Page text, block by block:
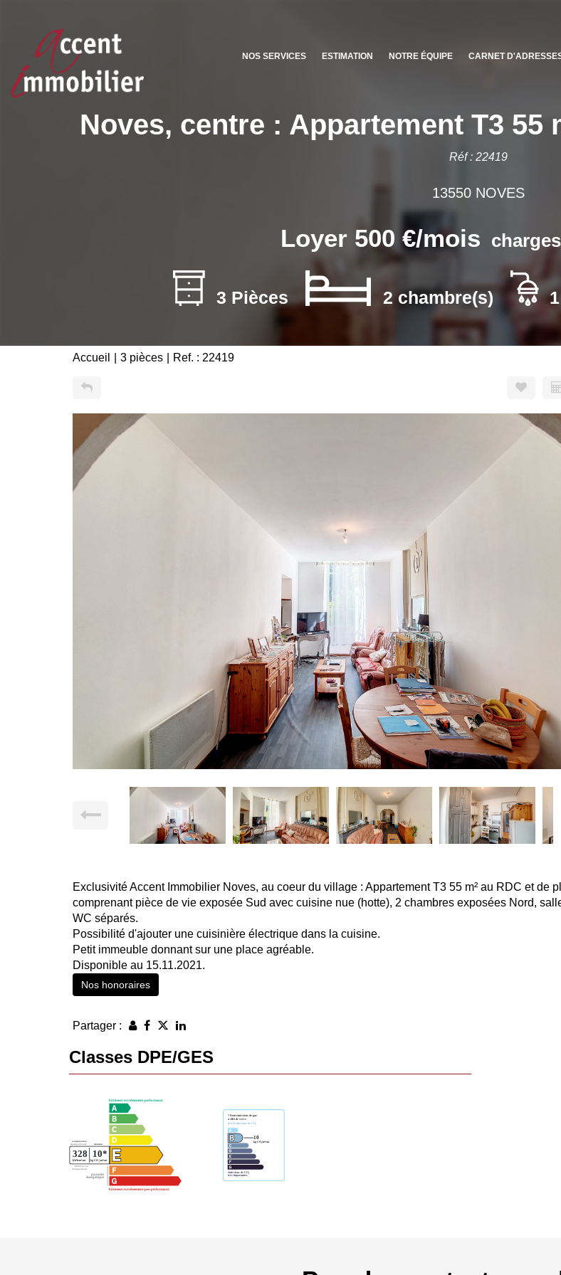
NOS SERVICES ESTIMATION NOTRE ÉQUIPE CARNET
Noves, centre : Appartement T3 55
Réf : 22419
13550 NOVES
Loyer 500 €/mois
3 Pièces 2 chambre(s)
Accueil 3 pièces Ref. : 22419
Exclusivité Accent Immobilier Noves, au coeur du village : Appartement T3 55 m² au RDC et de
comprenant pièce de vie exposée Sud avec cuisine nue (hotte), 2 chambres exposées Nord,
WC séparés.
Possibilité d'ajouter une cuisinière électrique dans la cuisine.
Petit immeuble donnant sur une place agréable.
Disponible au 15.11.2021.
Nos honoraires
Partager :
Classes DPE/GES